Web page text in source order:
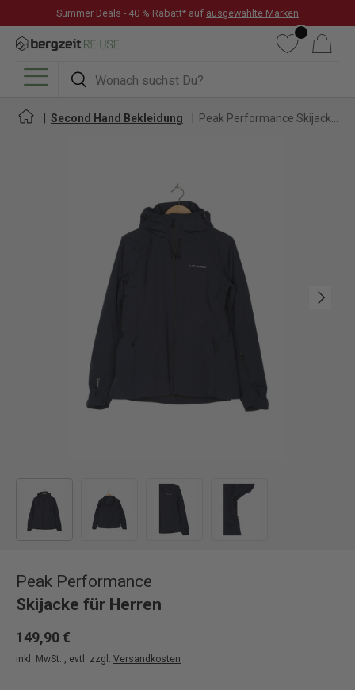
DIREKT ZUM INHALT
Summer Deals - 40 % Rabatt* auf ausgewählte Marken
Suchen
Suchen
WunschlisteWarenkorb
Menü
Second Hand Bekleidung
Nächste
Peak Performance
Skijacke für Herren
149,90 €
inkl. MwSt. , evtl. zzgl. Versandkosten